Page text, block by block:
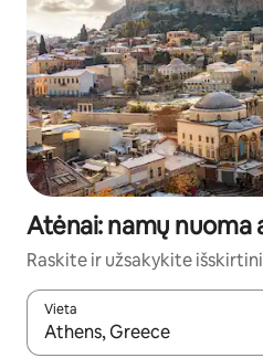
Atėnai: namų nuoma
Raskite ir užsakykite
Vieta
Kai pasirodys paieškos